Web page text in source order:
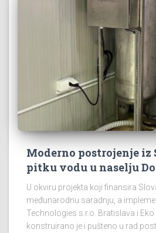
Moderno postrojenje iz
pitku vodu u naselju
U okviru projekta koji finansira
međunarodnu saradnju, a
Technologies s.r.o. Bratislava i
konstruirano je i pušteno u rad